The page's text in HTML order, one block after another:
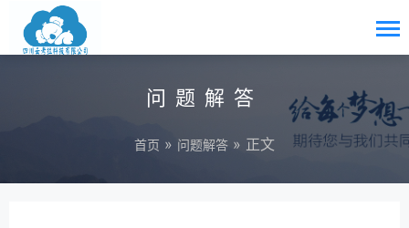
问题解答
首页 » 问题解答 » 正文